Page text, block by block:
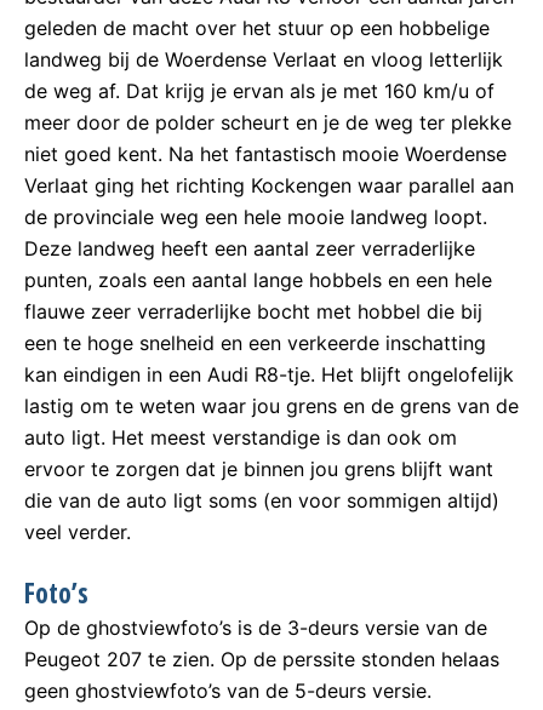
geleden de macht over het stuur op een hobbelige
landweg bij de Woerdense Verlaat en vloog letterlijk
de weg af. Dat krijg je ervan als je met 160 km/u of
meer door de polder scheurt en je de weg ter plekke
niet goed kent. Na het fantastisch mooie Woerdense
Verlaat ging het richting Kockengen waar parallel aan
de provinciale weg een hele mooie landweg loopt.
Deze landweg heeft een aantal zeer verraderlijke
punten, zoals een aantal lange hobbels en een hele
flauwe zeer verraderlijke bocht met hobbel die bij
een te hoge snelheid en een verkeerde inschatting
kan eindigen in een Audi R8-tje. Het blijft ongelofelijk
lastig om te weten waar jou grens en de grens van de
auto ligt. Het meest verstandige is dan ook om
ervoor te zorgen dat je binnen jou grens blijft want
die van de auto ligt soms (en voor sommigen altijd)
veel verder.
Foto’s
Op de ghostviewfoto’s is de 3-deurs versie van de
Peugeot 207 te zien. Op de perssite stonden helaas
geen ghostviewfoto’s van de 5-deurs versie.